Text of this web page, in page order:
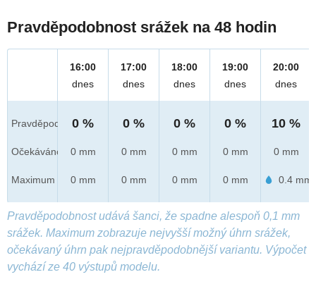
Pravděpodobnost srážek na 48 hodin
Pravděpod.
Očekáváno
Maximum
16:00
dnes
0 %
0 mm
0 mm
17:00
dnes
0 %
0 mm
0 mm
18:00
dnes
0 %
0 mm
0 mm
19:00
dnes
0 %
0 mm
0 mm
20:00
dnes
10 %
0 mm
0.4 mm
Pravděpodobnost udává šanci, že spadne alespoň 0,1 mm
srážek. Maximum zobrazuje nejvyšší možný úhrn srážek,
očekávaný úhrn pak nejpravděpodobnější variantu. Výpočet
vychází ze 40 výstupů modelu.